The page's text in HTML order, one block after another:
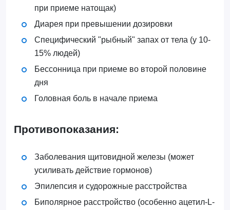
при приеме натощак)
Диарея при превышении дозировки
Специфический "рыбный" запах от тела (у 10-
15% людей)
Бессонница при приеме во второй половине
дня
Головная боль в начале приема
Противопоказания:
Заболевания щитовидной железы (может
усиливать действие гормонов)
Эпилепсия и судорожные расстройства
Биполярное расстройство (особенно ацетил-L-